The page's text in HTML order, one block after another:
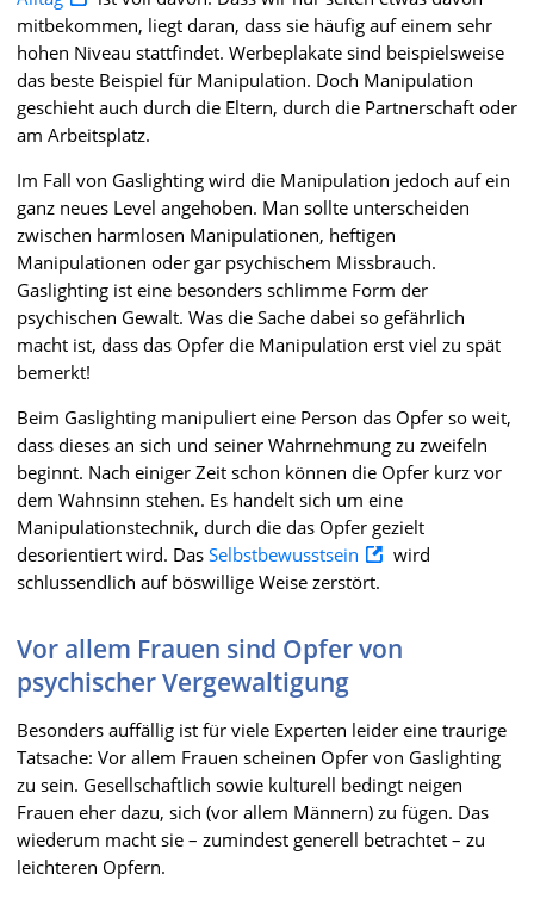
mitbekommen, liegt daran, dass sie häufig auf einem sehr
hohen Niveau stattfindet. Werbeplakate sind beispielsweise
das beste Beispiel für Manipulation. Doch Manipulation
geschieht auch durch die Eltern, durch die Partnerschaft oder
am Arbeitsplatz.
Im Fall von Gaslighting wird die Manipulation jedoch auf ein
ganz neues Level angehoben. Man sollte unterscheiden
zwischen harmlosen Manipulationen, heftigen
Manipulationen oder gar psychischem Missbrauch.
Gaslighting ist eine besonders schlimme Form der
psychischen Gewalt. Was die Sache dabei so gefährlich
macht ist, dass das Opfer die Manipulation erst viel zu spät
bemerkt!
Beim Gaslighting manipuliert eine Person das Opfer so weit,
dass dieses an sich und seiner Wahrnehmung zu zweifeln
beginnt. Nach einiger Zeit schon können die Opfer kurz vor
dem Wahnsinn stehen. Es handelt sich um eine
Manipulationstechnik, durch die das Opfer gezielt
desorientiert wird. Das Selbstbewusstsein
wird
schlussendlich auf böswillige Weise zerstört.
Vor allem Frauen sind Opfer von
psychischer Vergewaltigung
Besonders auffällig ist für viele Experten leider eine traurige
Tatsache: Vor allem Frauen scheinen Opfer von Gaslighting
zu sein. Gesellschaftlich sowie kulturell bedingt neigen
Frauen eher dazu, sich (vor allem Männern) zu fügen. Das
wiederum macht sie – zumindest generell betrachtet – zu
leichteren Opfern.